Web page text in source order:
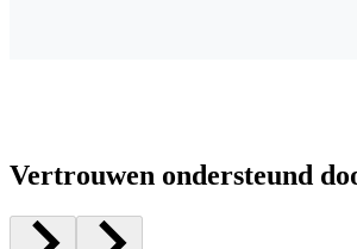
Vertrouwen ondersteund